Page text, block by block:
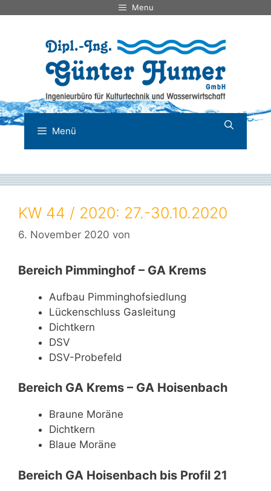
Menu
Menü
KW 44 / 2020: 27.-30.10.2020
6. November 2020 von
Bereich Pimminghof – GA Krems
Aufbau Pimminghofsiedlung
Lückenschluss Gasleitung
Dichtkern
DSV
DSV-Probefeld
Bereich GA Krems – GA Hoisenbach
Braune Moräne
Dichtkern
Blaue Moräne
Bereich GA Hoisenbach bis Profil 21